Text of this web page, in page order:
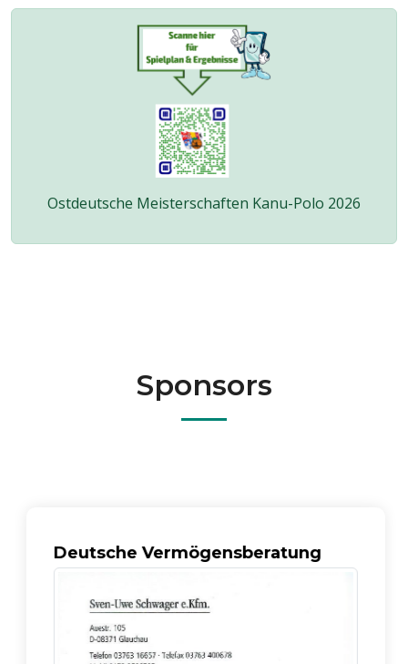
Ostdeutsche Meisterschaften Kanu-Polo 2026
Sponsors
Deutsche Vermögensberatung